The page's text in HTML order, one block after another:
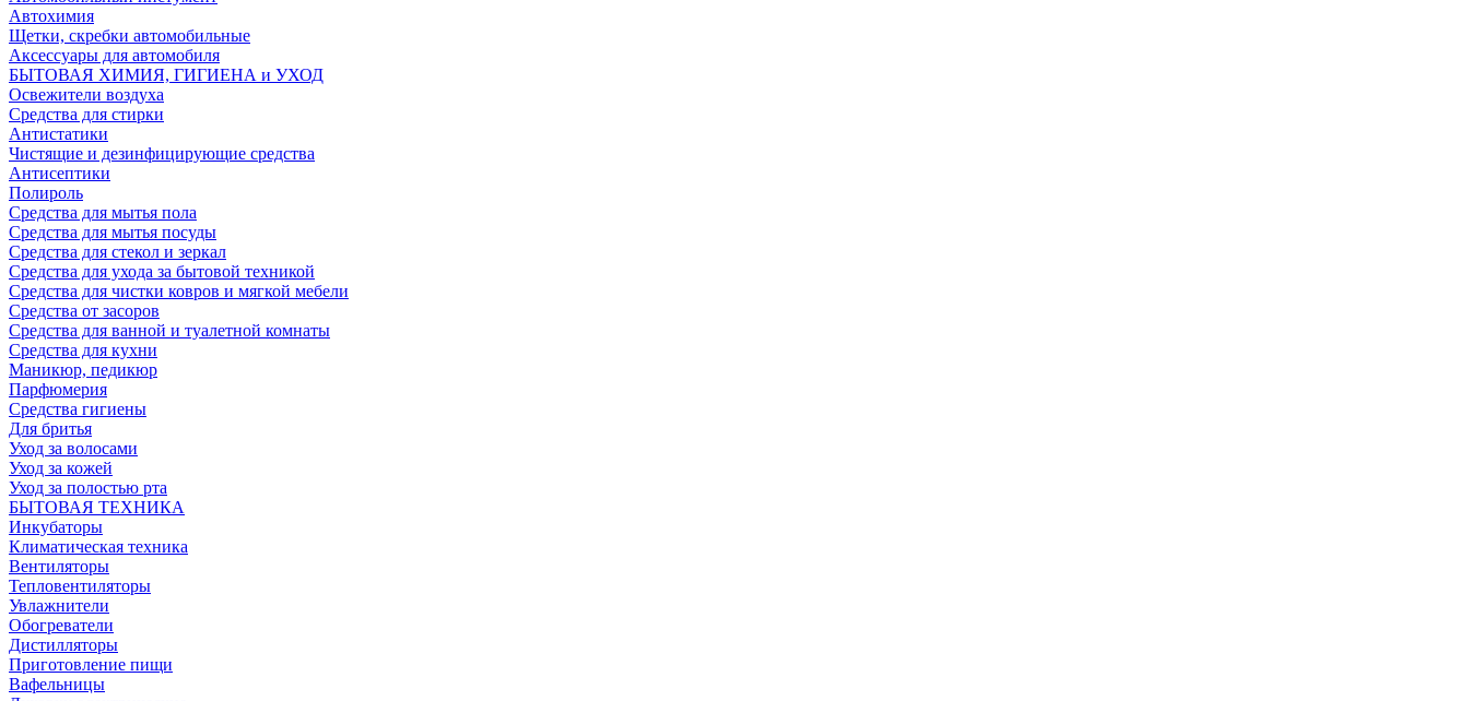
Автохимия
Щетки, скребки автомобильные
Аксессуары для автомобиля
БЫТОВАЯ ХИМИЯ, ГИГИЕНА и УХОД
Освежители воздуха
Средства для стирки
Антистатики
Чистящие и дезинфицирующие средства
Антисептики
Полироль
Средства для мытья пола
Средства для мытья посуды
Средства для стекол и зеркал
Средства для ухода за бытовой техникой
Средства для чистки ковров и мягкой мебели
Средства от засоров
Средства для ванной и туалетной комнаты
Средства для кухни
Маникюр, педикюр
Парфюмерия
Средства гигиены
Для бритья
Уход за волосами
Уход за кожей
Уход за полостью рта
БЫТОВАЯ ТЕХНИКА
Инкубаторы
Климатическая техника
Вентиляторы
Тепловентиляторы
Увлажнители
Обогреватели
Дистилляторы
Приготовление пищи
Вафельницы